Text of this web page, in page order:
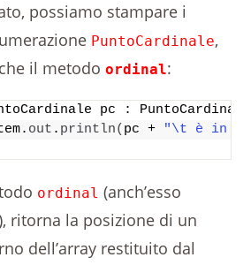
possiamo stampare i
PuntoCardinale,
il metodoordinal:
pc :
out . println( pc + "\t è in
ordinal (anch’esso
ritorna la posizione di un
dell’array restituito dal